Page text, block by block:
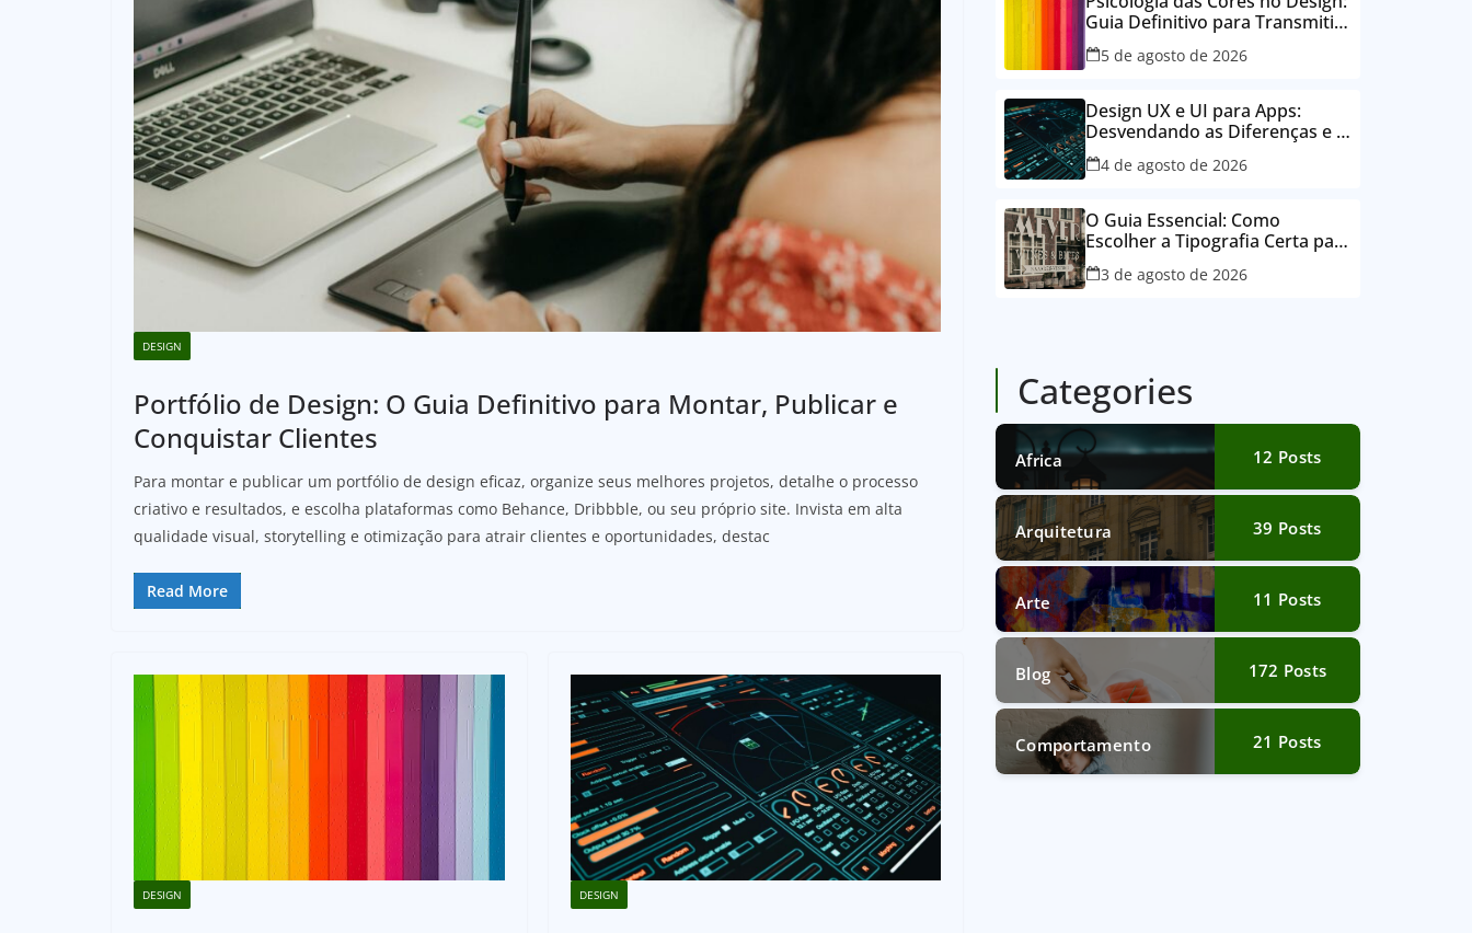
DESIGN
Portfólio de Design: O Guia Definitivo para Montar, Publicar e
Conquistar Clientes
Para montar e publicar um portfólio de design eficaz, organize seus melhores projetos, detalhe o processo
criativo e resultados, e escolha plataformas como Behance, Dribbble, ou seu próprio site. Invista em alta
qualidade visual, storytelling e otimização para atrair clientes e oportunidades, destac
Read More
DESIGN DESIGN
Guia Definitivo para Transmitir
Emoções e Conectar
5 de agosto de 2026
Design UX e UI para Apps:
Desvendando as Diferenças e o
Poder para o Sucesso Digital
4 de agosto de 2026
O Guia Essencial: Como
Escolher a Tipografia Certa para
Sua Marca e Deixar um Legado
Visual
3 de agosto de 2026
Categories
Africa 12 Posts
Arquitetura 39 Posts
Arte 11 Posts
Blog 172 Posts
Comportamento 21 Posts